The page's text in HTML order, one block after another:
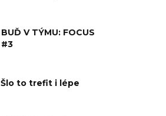
BUĎ V TÝMU: FOCUS
#3
Šlo to trefit i lépe